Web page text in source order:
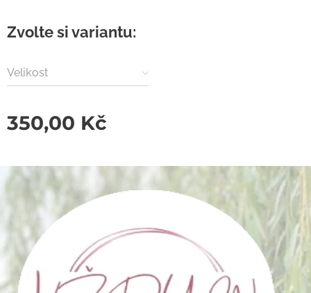
Zvolte si variantu:
Velikost
350,00 Kč